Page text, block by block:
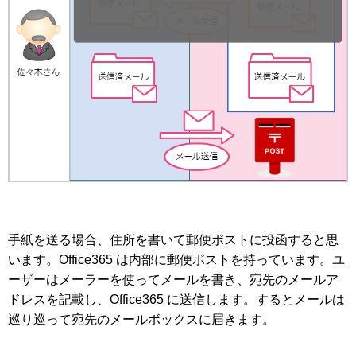
手紙を送る場合、住所を書いて郵便ポストに投函すると思
います。Office365 は内部に郵便ポストを持っています。ユ
ーザーはメーラーを使ってメールを書き、宛先のメールア
ドレスを記載し、Office365 に送信します。するとメールは
巡り巡って宛先のメールボックスに届きます。